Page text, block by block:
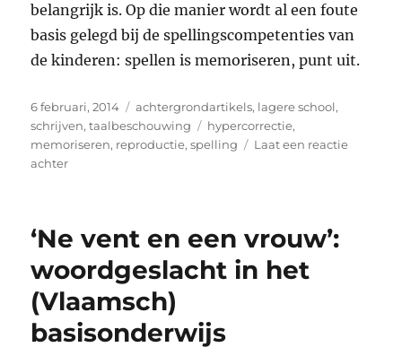
belangrijk is. Op die manier wordt al een foute
basis gelegd bij de spellingscompetenties van
de kinderen: spellen is memoriseren, punt uit.
Geplaatst
op
6 februari, 2014 Categorieën
achtergrondartikels, lagere school,
schrijven,taalbeschouwing Tags
hypercorrectie,
memoriseren, reproductie,spelling
Laat een reactie
achterop
-
‘Ne vent en een vrouw’:
woordgeslacht in het
(Vlaamsch)
basisonderwijs